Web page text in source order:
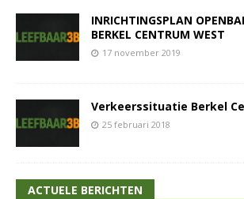
INRICHTINGSPLAN
BERKEL CENTRUM WEST
17 november 2019
Verkeerssituatie Berkel
25 februari 2018
ACTUELE BERICHTEN